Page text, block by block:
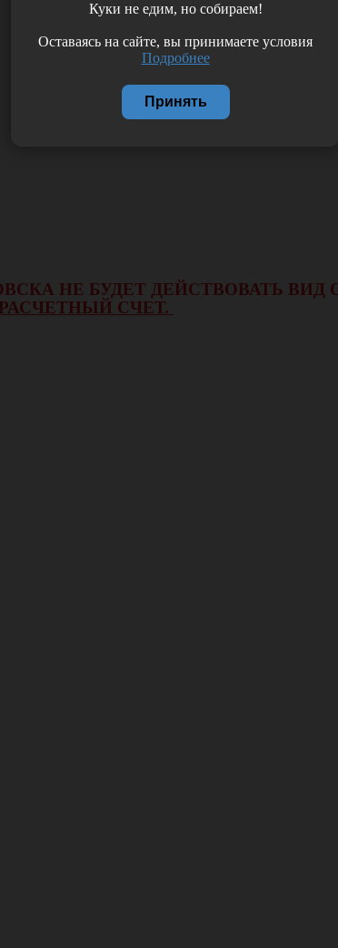
НЕ БУДЕТ ДЕЙСТВОВАТЬ
СЧЕТ.
Куки не едим, но собираем!
Оставаясь на сайте, вы принимаете условия
Подробнее
Принять